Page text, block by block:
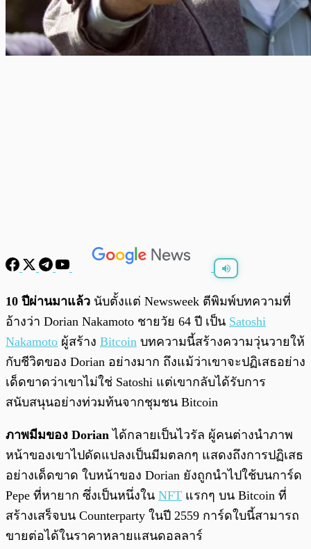
0:00
10 ปีผ่านมาแล้ว นับตั้งแต่ Newsweek ตีพิมพ์บทความที่
อ้างว่า Dorian Nakamoto ชายวัย 64 ปี เป็น Satoshi
Nakamoto ผู้สร้าง Bitcoin บทความนี้สร้างความวุ่นวายให้
กับชีวิตของ Dorian อย่างมาก ถึงแม้ว่าเขาจะปฏิเสธอย่าง
เด็ดขาดว่าเขาไม่ใช่ Satoshi แต่เขากลับได้รับการ
สนับสนุนอย่างท่วมท้นจากชุมชน Bitcoin
ภาพมีมของ Dorian ได้กลายเป็นไวรัล ผู้คนต่างนำภาพ
หน้าของเขาไปดัดแปลงเป็นมีมตลกๆ แสดงถึงการปฏิเสธ
อย่างเด็ดขาด ใบหน้าของ Dorian ยังถูกนำไปใช้บนการ์ด
Pepe ที่หายาก ซึ่งเป็นหนึ่งใน NFT แรกๆ บน Bitcoin ที่
สร้างเสร็จบน Counterparty ในปี 2559 การ์ดใบนี้สามารถ
ขายต่อได้ในราคาหลายแสนดอลลาร์